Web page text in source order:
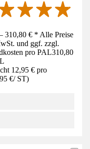
310,80 € * Alle Preise
und ggf. zzgl.
pro PAL310,80
12,95 € pro
€/ ST)